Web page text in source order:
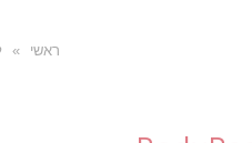
ראשי »